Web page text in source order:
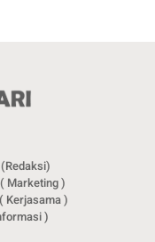
Marketing )
Kerjasama )
)